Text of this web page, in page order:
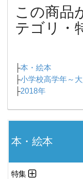
この商品
テゴリ・
├本・絵本
├小学校高学年～大
├2018年
本・絵本
特集